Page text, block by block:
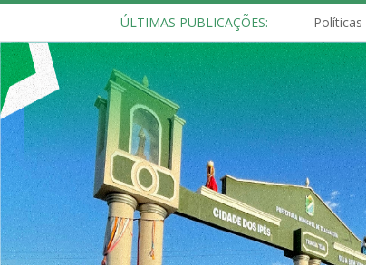
ÚLTIMAS PUBLICAÇÕES: